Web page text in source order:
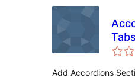
Web
Add Accordions